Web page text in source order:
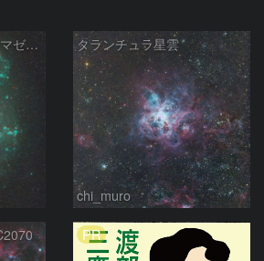
ナローバンドによる大マゼラン銀河 タランチュラ星雲
chi_muro
PR